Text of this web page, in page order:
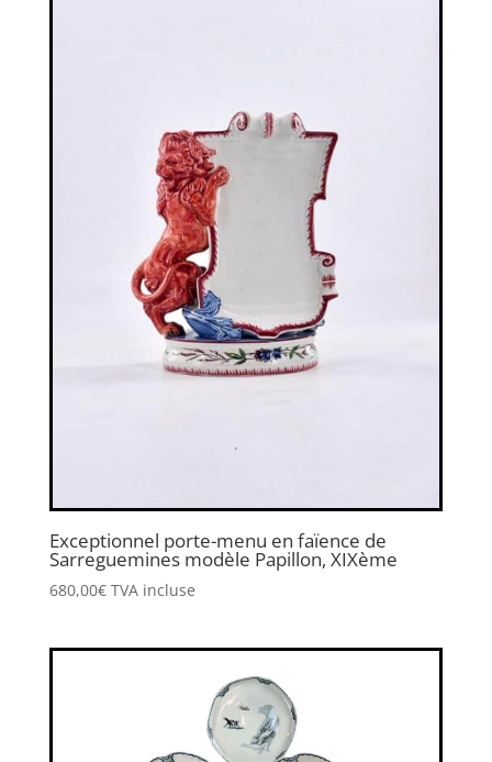
Exceptionnel porte-menu en faïence de
Sarreguemines modèle Papillon, XIXème
680,00€ TVA incluse